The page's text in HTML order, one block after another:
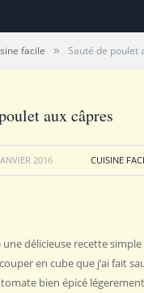
facile » Sauté de poulet
aux câpres
2016 CUISINE
délicieuse recette
en cube que j’ai fait
bien épicé